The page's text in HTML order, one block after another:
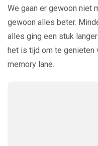
We gaan er gewoon niet
gewoon alles beter.
alles ging een stuk
het is tijd om te genieten
memory lane.